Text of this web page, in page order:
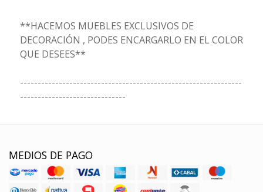
**HACEMOS MUEBLES EXCLUSIVOS DE
DECORACIÓN , PODES ENCARGARLO EN EL COLOR
QUE DESEES**
---------------------------------------------------------------
------------------------------
MEDIOS DE PAGO